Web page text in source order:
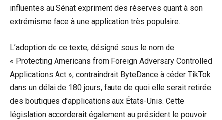
influentes au Sénat expriment des réserves quant à son
extrémisme face à une application très populaire.
L’adoption de ce texte, désigné sous le nom de
« Protecting Americans from Foreign Adversary Controlled
Applications Act », contraindrait ByteDance à céder TikTok
dans un délai de 180 jours, faute de quoi elle serait retirée
des boutiques d’applications aux États-Unis. Cette
législation accorderait également au président le pouvoir